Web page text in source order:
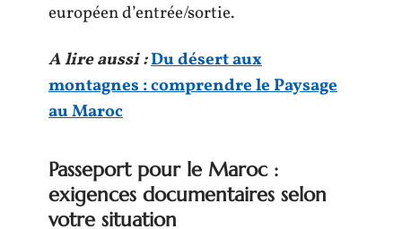
européen d’entrée/sortie.
A lire aussi :Du désert aux
montagnes : comprendre le Paysage
au Maroc
Passeport pour le Maroc :
exigences documentaires selon
votre situation